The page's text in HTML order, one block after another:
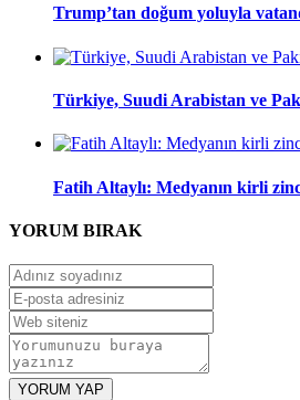
Trump’tan doğum yoluyla
Türkiye, Suudi Arabistan ve
Fatih Altaylı: Medyanın kirli
YORUM BIRAK
YORUM YAP